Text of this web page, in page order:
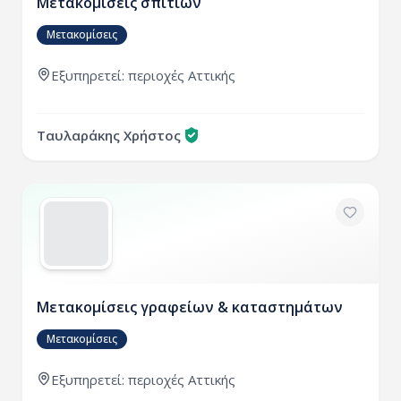
Μετακομίσεις
Εξυπηρετεί: περιοχές Αττικής
Ταυλαράκης Χρήστος
Μετακομίσεις γραφείων & καταστημάτων
Μετακομίσεις
Εξυπηρετεί: περιοχές Αττικής